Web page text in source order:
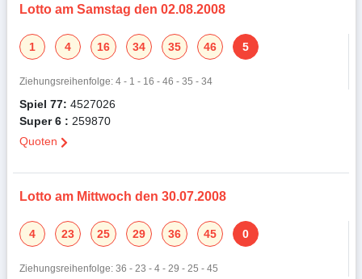
Lotto am Samstag den 02.08.2008
1 4 16 34 35 46 5
Ziehungsreihenfolge: 4 - 1 - 16 - 46 - 35 - 34
Spiel 77: 4527026
Super 6 : 259870
Quoten
Lotto am Mittwoch den 30.07.2008
4 23 25 29 36 45 0
Ziehungsreihenfolge: 36 - 23 - 4 - 29 - 25 - 45